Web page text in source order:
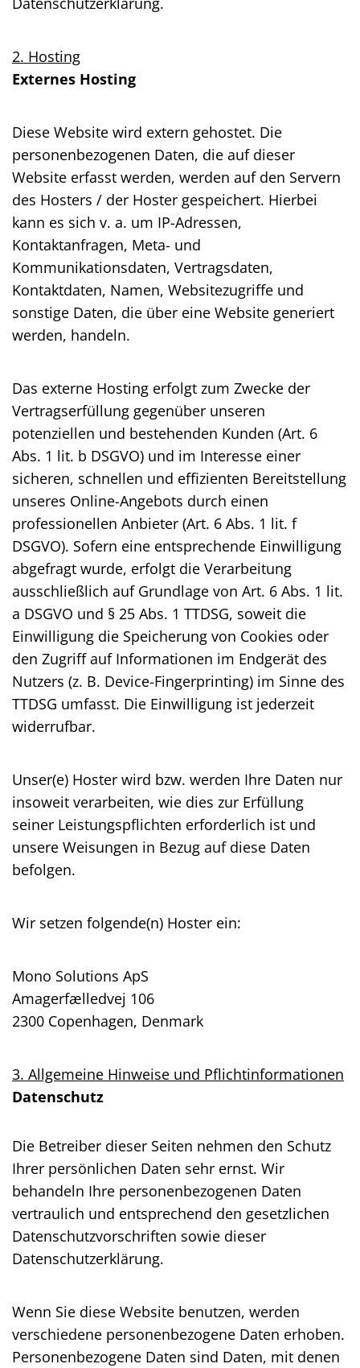
2. Hosting
Externes Hosting
Diese Website wird extern gehostet. Die
personenbezogenen Daten, die auf dieser
Website erfasst werden, werden auf den Servern
des Hosters / der Hoster gespeichert. Hierbei
kann es sich v. a. um IP-Adressen,
Kontaktanfragen, Meta- und
Kommunikationsdaten, Vertragsdaten,
Kontaktdaten, Namen, Websitezugriffe und
sonstige Daten, die über eine Website generiert
werden, handeln.
Das externe Hosting erfolgt zum Zwecke der
Vertragserfüllung gegenüber unseren
potenziellen und bestehenden Kunden (Art. 6
Abs. 1 lit. b DSGVO) und im Interesse einer
sicheren, schnellen und effizienten Bereitstellung
unseres Online-Angebots durch einen
professionellen Anbieter (Art. 6 Abs. 1 lit. f
DSGVO). Sofern eine entsprechende Einwilligung
abgefragt wurde, erfolgt die Verarbeitung
ausschließlich auf Grundlage von Art. 6 Abs. 1 lit.
a DSGVO und § 25 Abs. 1 TTDSG, soweit die
Einwilligung die Speicherung von Cookies oder
den Zugriff auf Informationen im Endgerät des
Nutzers (z. B. Device-Fingerprinting) im Sinne des
TTDSG umfasst. Die Einwilligung ist jederzeit
widerrufbar.
Unser(e) Hoster wird bzw. werden Ihre Daten nur
insoweit verarbeiten, wie dies zur Erfüllung
seiner Leistungspflichten erforderlich ist und
unsere Weisungen in Bezug auf diese Daten
befolgen.
Wir setzen folgende(n) Hoster ein:
Mono Solutions ApS
Amagerfælledvej 106
2300 Copenhagen, Denmark
3. Allgemeine Hinweise und Pflicht­informationen
Datenschutz
Die Betreiber dieser Seiten nehmen den Schutz
Ihrer persönlichen Daten sehr ernst. Wir
behandeln Ihre personenbezogenen Daten
vertraulich und entsprechend den gesetzlichen
Datenschutzvorschriften sowie dieser
Datenschutzerklärung.
Wenn Sie diese Website benutzen, werden
verschiedene personenbezogene Daten erhoben.
Personenbezogene Daten sind Daten, mit denen